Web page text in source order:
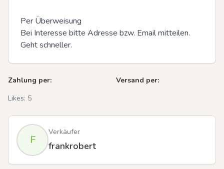
Per Überweisung
Bei Interesse bitte Adresse bzw. Email mitteilen.
Geht schneller.
Zahlung per:
Versand per:
Likes: 5
F
Verkäufer
frankrobert